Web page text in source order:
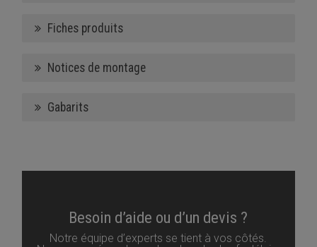
Fiches produits
Notices de montage
Gabarits
Besoin d’aide ou d’un devis ?
Notre équipe d’experts se tient à vos côtés.